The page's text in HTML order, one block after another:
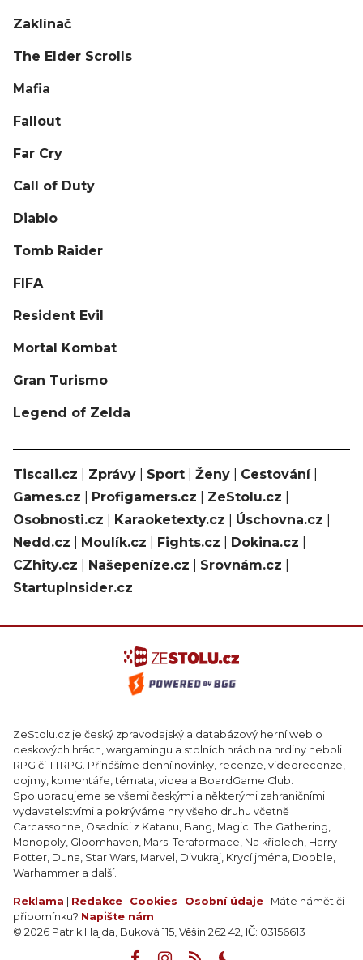
Zaklínač
The Elder Scrolls
Mafia
Fallout
Far Cry
Call of Duty
Diablo
Tomb Raider
FIFA
Resident Evil
Mortal Kombat
Gran Turismo
Legend of Zelda
Tiscali.cz Zprávy Sport Ženy Cestování|
Games.cz
Profigamers.cz ZeStolu.cz
Osobnosti.cz
Karaoketexty.cz Úschovna.cz
Nedd.cz
Moulík.cz Fights.cz Dokina.cz
CZhity.cz
Našepeníze.cz Srovnám.cz
StartupInsider.cz
ZeStolu.cz je český zpravodajský a databázový herní web o
deskových hrách, wargamingu a stolních hrách na hrdiny neboli
RPG či TTRPG. Přinášíme denní novinky, recenze, videorecenze,
dojmy, komentáře, témata, videa a BoardGame Club.
Spolupracujeme se všemi českými a některými zahraničními
vydavatelstvími a pokrýváme hry všeho druhu včetně
Carcassonne, Osadníci z Katanu, Bang, Magic: The Gathering,
Monopoly, Gloomhaven, Mars: Teraformace, Na křídlech, Harry
Potter, Duna, Star Wars, Marvel, Divukraj, Krycí jména, Dobble,
Warhammer a další.
Reklama Redakce Cookies Osobní údaje | Máte námět či
připomínku? Napište nám
© 2026 Patrik Hajda, Buková 115, Věšín 262 42, IČ: 03156613